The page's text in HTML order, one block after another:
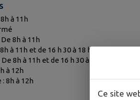
à 11h
8h à 11h
à 11h et de 16 h 30 à 18 h 30
8h à 11h et de 16 h 30 à 18 h 30
à 12h
8h à 12h
Ce site